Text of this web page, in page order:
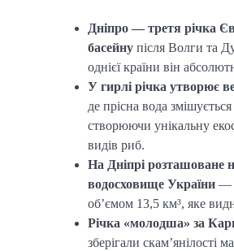
Дніпро — третя річка
басейну після Волги та
однієї країни він
У гирлі річка утворює
де прісна вода
створюючи унікальну
видів риб.
На Дніпрі розташоване
водосховище України —
об’ємом 13,5 км³, яке
Річка «молодша» за
зберігали скам’янілості